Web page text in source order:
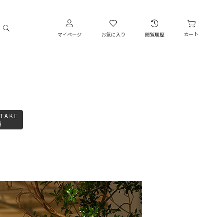
マイページ お気に入り 閲覧履歴 カート